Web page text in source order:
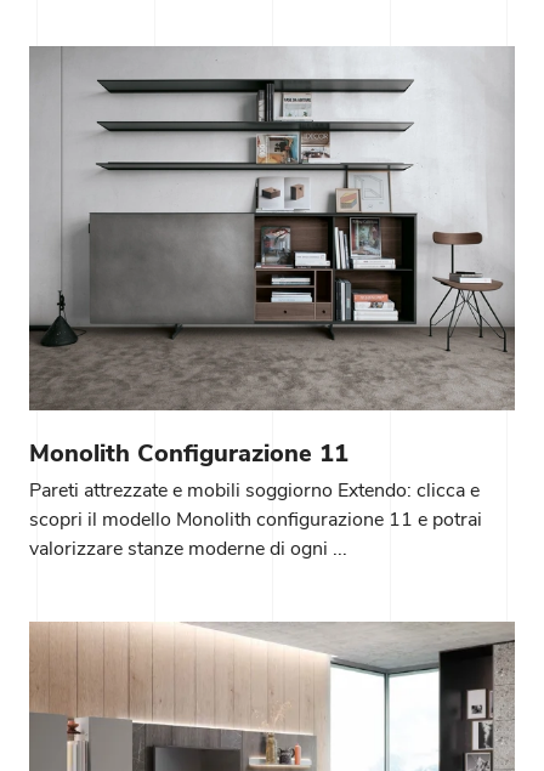
Monolith Configurazione 11
Pareti attrezzate e mobili soggiorno Extendo: clicca e
scopri il modello Monolith configurazione 11 e potrai
valorizzare stanze moderne di ogni ...